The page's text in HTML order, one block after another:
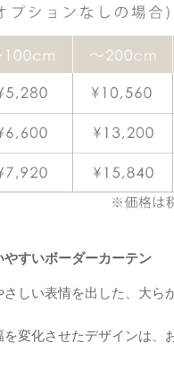
すいボーダーカーテン
さしい表情を出した、大ら
変化させたデザインは、